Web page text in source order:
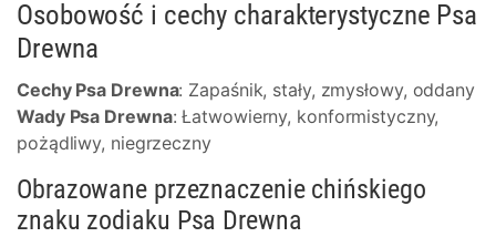
Osobowość i cechy charakterystyczne Psa
Drewna
Cechy Psa Drewna: Zapaśnik, stały, zmysłowy, oddany
Wady Psa Drewna: Łatwowierny, konformistyczny,
pożądliwy, niegrzeczny
Obrazowane przeznaczenie chińskiego
znaku zodiaku Psa Drewna